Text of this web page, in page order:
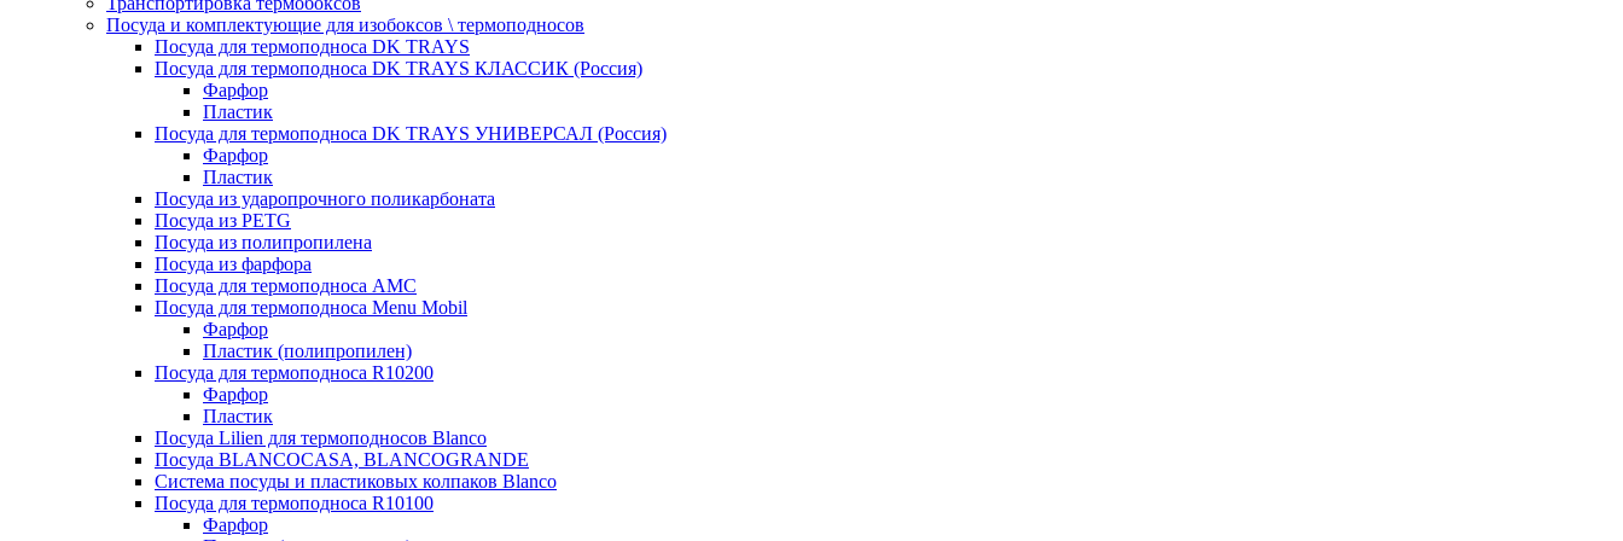
Посуда и комплектующие для изобоксов \ термоподносов
Посуда для термоподноса DK TRAYS
Посуда для термоподноса DK TRAYS КЛАССИК (Россия)
Фарфор
Пластик
Посуда для термоподноса DK TRAYS УНИВЕРСАЛ (Россия)
Фарфор
Пластик
Посуда из ударопрочного поликарбоната
Посуда из PETG
Посуда из полипропилена
Посуда из фарфора
Посуда для термоподноса AMC
Посуда для термоподноса Menu Mobil
Фарфор
Пластик (полипропилен)
Посуда для термоподноса R10200
Фарфор
Пластик
Посуда Lilien для термоподносов Blanco
Посуда BLANCOCASA, BLANCOGRANDE
Система посуды и пластиковых колпаков Blanco
Посуда для термоподноса R10100
Фарфор